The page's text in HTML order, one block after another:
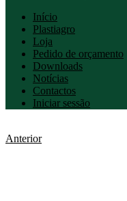
Início
Plastiagro
Loja
Pedido de orçamento
Downloads
Notícias
Contactos
Iniciar sessão
Anterior